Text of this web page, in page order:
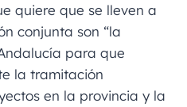
quiere que se lleven a
conjunta son “la
para que
la tramitación
en la provincia y la